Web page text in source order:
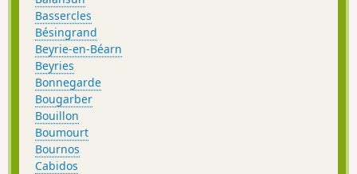
Bassercles
Bésingrand
Beyrie-en-Béarn
Beyries
Bonnegarde
Bougarber
Bouillon
Boumourt
Bournos
Cabidos